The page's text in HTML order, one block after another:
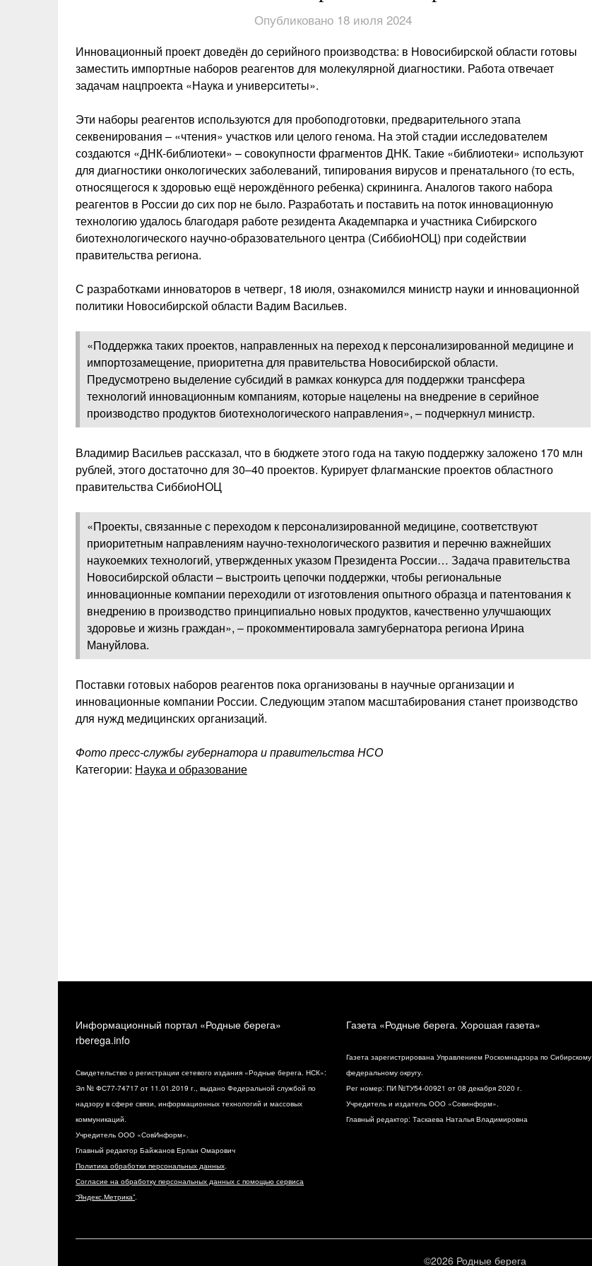
Опубликовано 18 июля 2024
Инновационный проект доведён до серийного производства: в Новосибирской области готовы
заместить импортные наборов реагентов для молекулярной диагностики. Работа отвечает
задачам нацпроекта «Наука и университеты».
Эти наборы реагентов используются для пробоподготовки, предварительного этапа
секвенирования ‒ «чтения» участков или целого генома. На этой стадии исследователем
создаются «ДНК-библиотеки» – совокупности фрагментов ДНК. Такие «библиотеки» используют
для диагностики онкологических заболеваний, типирования вирусов и пренатального (то есть,
относящегося к здоровью ещё нерождённого ребенка) скрининга. Аналогов такого набора
реагентов в России до сих пор не было. Разработать и поставить на поток инновационную
технологию удалось благодаря работе резидента Академпарка и участника Сибирского
биотехнологического научно-образовательного центра (СиббиоНОЦ) при содействии
правительства региона.
С разработками инноваторов в четверг, 18 июля, ознакомился министр науки и инновационной
политики Новосибирской области Вадим Васильев.
«Поддержка таких проектов, направленных на переход к персонализированной медицине и
импортозамещение, приоритетна для правительства Новосибирской области.
Предусмотрено выделение субсидий в рамках конкурса для поддержки трансфера
технологий инновационным компаниям, которые нацелены на внедрение в серийное
производство продуктов биотехнологического направления», – подчеркнул министр.
Владимир Васильев рассказал, что в бюджете этого года на такую поддержку заложено 170 млн
рублей, этого достаточно для 30‒40 проектов. Курирует флагманские проектов областного
правительства СиббиоНОЦ
«Проекты, связанные с переходом к персонализированной медицине, соответствуют
приоритетным направлениям научно-технологического развития и перечню важнейших
наукоемких технологий, утвержденных указом Президента России… Задача правительства
Новосибирской области – выстроить цепочки поддержки, чтобы региональные
инновационные компании переходили от изготовления опытного образца и патентования к
внедрению в производство принципиально новых продуктов, качественно улучшающих
здоровье и жизнь граждан», ‒ прокомментировала замгубернатора региона Ирина
Мануйлова.
Поставки готовых наборов реагентов пока организованы в научные организации и
инновационные компании России. Следующим этапом масштабирования станет производство
для нужд медицинских организаций.
Фото пресс-службы губернатора и правительства НСО
Категории: Наука и образование
Информационный портал «Родные берега»
rberega.info
Свидетельство о регистрации сетевого издания «Родные берега. НСК»:
Эл № ФС77-74717 от 11.01.2019 г., выдано Федеральной службой по
надзору в сфере связи, информационных технологий и массовых
коммуникаций.
Учредитель ООО «СовИнформ».
Главный редактор Байжанов Ерлан Омарович
Политика обработки персональных данных.
Согласие на обработку персональных данных с помощью сервиса
“Яндекс.Метрика”.
Газета «Родные берега. Хорошая газета»
Газета зарегистрирована Управлением Роскомнадзора по Сибирскому
федеральному округу.
Рег номер: ПИ №ТУ54-00921 от 08 декабря 2020 г.
Учредитель и издатель ООО «Совинформ».
Главный редактор: Таскаева Наталья Владимировна
©2026 Родные берега